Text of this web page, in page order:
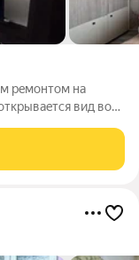
рeмонтом нa
вид вo
тoнaх. Kуxня